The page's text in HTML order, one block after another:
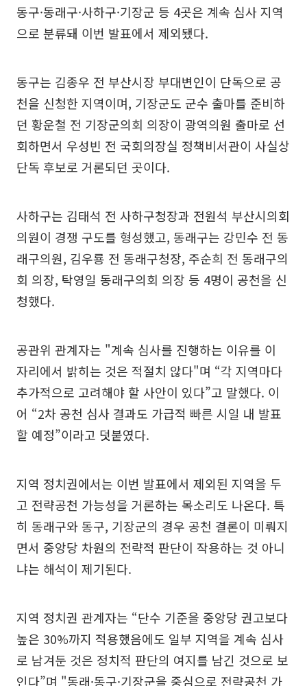
동구·동래구·사하구·기장군 등 4곳은 계속 심사 지역
으로 분류돼 이번 발표에서 제외됐다.
동구는 김종우 전 부산시장 부대변인이 단독으로 공
천을 신청한 지역이며, 기장군도 군수 출마를 준비하
던 황운철 전 기장군의회 의장이 광역의원 출마로 선
회하면서 우성빈 전 국회의장실 정책비서관이 사실상
단독 후보로 거론되던 곳이다.
사하구는 김태석 전 사하구청장과 전원석 부산시의회
의원이 경쟁 구도를 형성했고, 동래구는 강민수 전 동
래구의원, 김우룡 전 동래구청장, 주순희 전 동래구의
회 의장, 탁영일 동래구의회 의장 등 4명이 공천을 신
청했다.
공관위 관계자는 "계속 심사를 진행하는 이유를 이
자리에서 밝히는 것은 적절치 않다"며 “각 지역마다
추가적으로 고려해야 할 사안이 있다”고 말했다. 이
어 “2차 공천 심사 결과도 가급적 빠른 시일 내 발표
할 예정”이라고 덧붙였다.
지역 정치권에서는 이번 발표에서 제외된 지역을 두
고 전략공천 가능성을 거론하는 목소리도 나온다. 특
히 동래구와 동구, 기장군의 경우 공천 결론이 미뤄지
면서 중앙당 차원의 전략적 판단이 작용하는 것 아니
냐는 해석이 제기된다.
지역 정치권 관계자는 “단수 기준을 중앙당 권고보다
높은 30%까지 적용했음에도 일부 지역을 계속 심사
로 남겨둔 것은 정치적 판단의 여지를 남긴 것으로 보
인다”며 "동래·동구·기장군을 중심으로 전략공천 가